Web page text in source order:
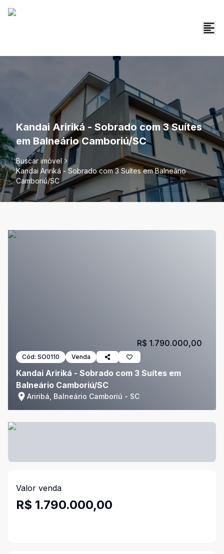
Kandai Aririká - Sobrado com 3 Suítes
em Balneário Camboriú/SC
Buscar imóvel
Kandai Aririká - Sobrado com 3 Suítes em Balneário
Camboriú/SC
Cód: SO0110 Venda
Kandai Aririká - Sobrado com 3 Suítes em
Balneário Camboriú/SC
Ariribá, Balneário Camboriú - SC
R$ 1.790.000,00
Valor venda
R$ 1.790.000,00